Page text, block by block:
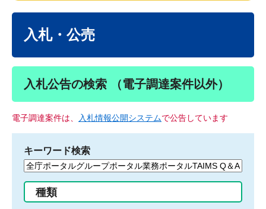
入札・公売
入札公告の検索 （電子調達案件以外）
電子調達案件は、 入札情報公開システムで公告しています
キーワード検索
検
る
種類